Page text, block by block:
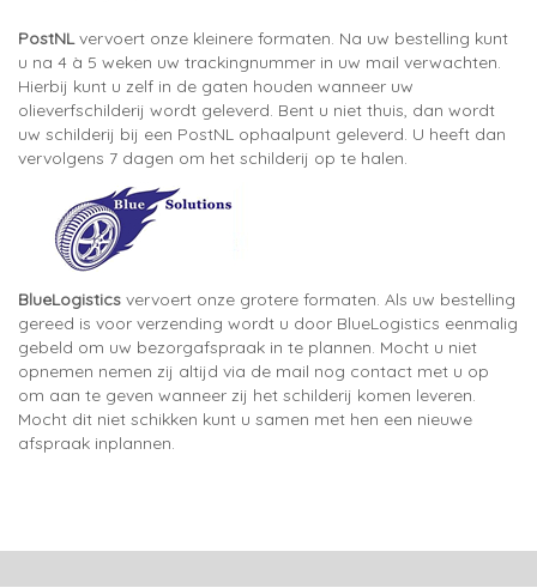
PostNLvervoert onze kleinere formaten. Na uw bestelling kunt
u na 4 à 5 weken uw trackingnummer in uw mail verwachten.
Hierbij kunt u zelf in de gaten houden wanneer uw
olieverfschilderij wordt geleverd. Bent u niet thuis, dan wordt
uw schilderij bij een PostNL ophaalpunt geleverd. U heeft dan
vervolgens 7 dagen om het schilderij op te halen.
BlueLogistics vervoert onze grotere formaten. Als uw bestelling
gereed is voor verzending wordt u door BlueLogistics eenmalig
gebeld om uw bezorgafspraak in te plannen. Mocht u niet
opnemen nemen zij altijd via de mail nog contact met u op
om aan te geven wanneer zij het schilderij komen leveren.
Mocht dit niet schikken kunt u samen met hen een nieuwe
afspraak inplannen.